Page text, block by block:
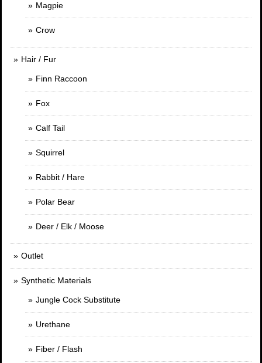
Magpie
Crow
Hair / Fur
Finn Raccoon
Fox
Calf Tail
Squirrel
Rabbit / Hare
Polar Bear
Deer / Elk / Moose
Outlet
Synthetic Materials
Jungle Cock Substitute
Urethane
Fiber / Flash